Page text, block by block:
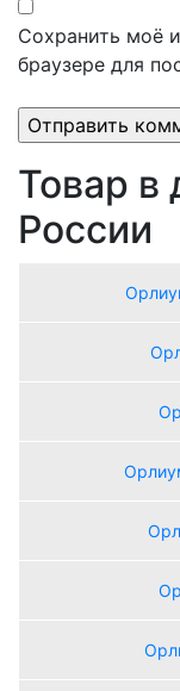
Сохранить моё
браузере для
Товар в
России